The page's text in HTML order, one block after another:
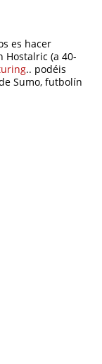
es hacer
Hostalric (a 40-
.. podéis
Sumo, futbolín